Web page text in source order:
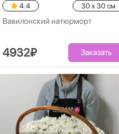
4.4 30 x 30 см
Вавилонский натюрморт
4932₽ Заказать